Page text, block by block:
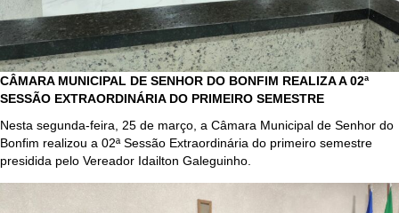
CÂMARA MUNICIPAL DE SENHOR DO BONFIM REALIZA A 02ª
SESSÃO EXTRAORDINÁRIA DO PRIMEIRO SEMESTRE
Nesta segunda-feira, 25 de março, a Câmara Municipal de Senhor do
Bonfim realizou a 02ª Sessão Extraordinária do primeiro semestre
presidida pelo Vereador Idailton Galeguinho.